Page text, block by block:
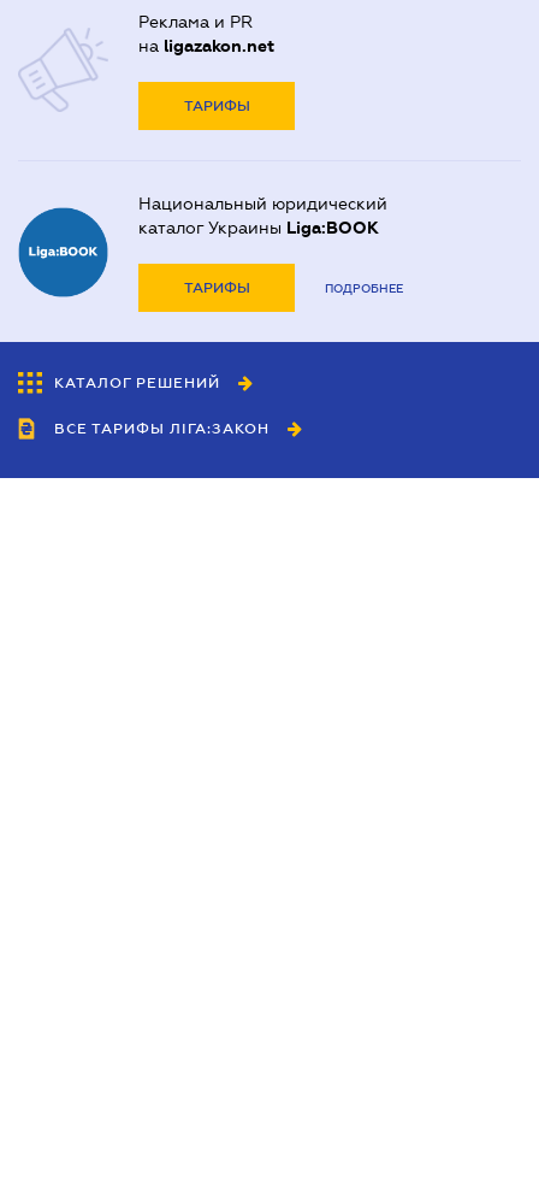
Реклама и PR
на ligazakon.net
ТАРИФЫ
Национальный юридический
каталог Украины Liga:BOOK
ТАРИФЫ ПОДРОБНЕЕ
КАТАЛОГ РЕШЕНИЙ
ВСЕ ТАРИФЫ ЛІГА:ЗАКОН